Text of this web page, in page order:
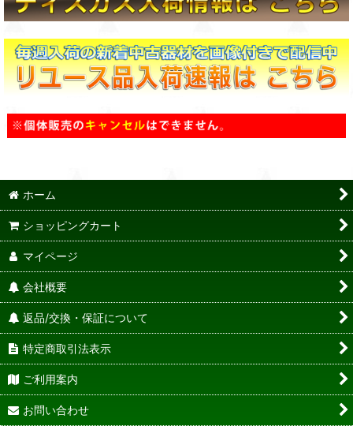
ホーム
ショッピングカート
マイページ
会社概要
返品/交換・保証について
特定商取引法表示
ご利用案内
お問い合わせ